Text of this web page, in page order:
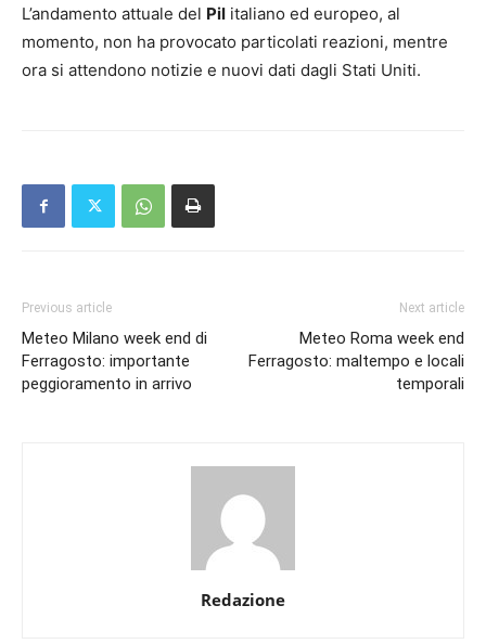
L’andamento attuale del Pil italiano ed europeo, al
momento, non ha provocato particolati reazioni, mentre
ora si attendono notizie e nuovi dati dagli Stati Uniti.
Previous article
Meteo Milano week end di
Ferragosto: importante
peggioramento in arrivo
Next article
Meteo Roma week end
Ferragosto: maltempo e locali
temporali
Redazione